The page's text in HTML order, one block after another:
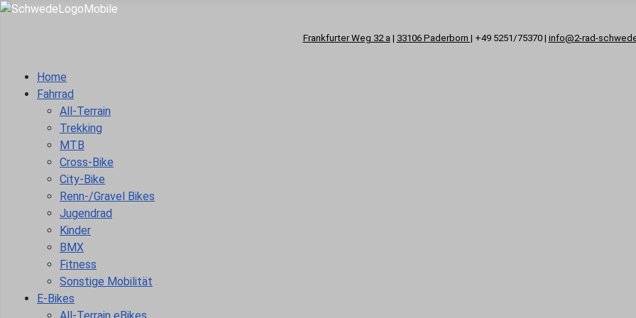
Frankfurter Weg 32 a | 33106 Paderborn | +49 5251/75370 | info@2-rad-
Home
Fahrrad
All-Terrain
Trekking
MTB
Cross-Bike
City-Bike
Renn-/Gravel Bikes
Jugendrad
Kinder
BMX
Fitness
Sonstige Mobilität
E-Bikes